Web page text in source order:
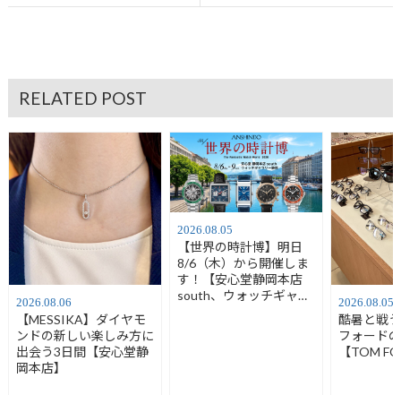
RELATED POST
2026.08.06
【MESSIKA】ダイヤモ
ンドの新しい楽しみ方に
出会う3日間【安心堂静
岡本店】
2026.08.05
【世界の時計博】明日
8/6（木）から開催しま
す！【安心堂静岡本店
south、ウォッチギャラ
2026.08.05
酷暑と戦
フォード
【TOM